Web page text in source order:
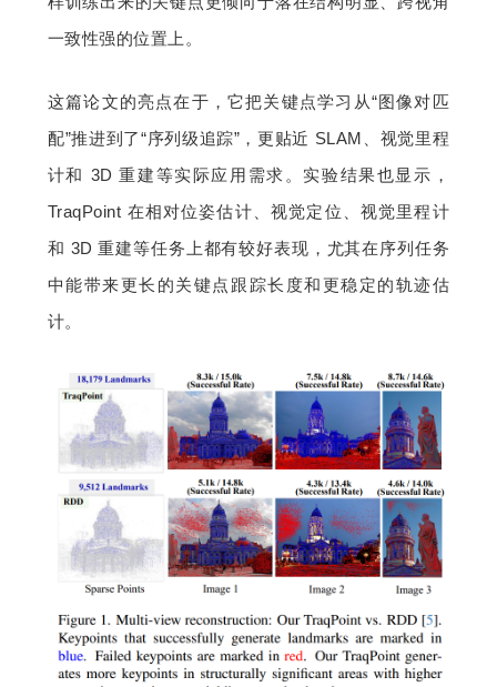
一致性强的位置上。
这篇论文的亮点在于，它把关键点学习从“图像对匹
配”推进到了“序列级追踪”，更贴近 SLAM、视觉里程
计和 3D 重建等实际应用需求。实验结果也显示，
TraqPoint 在相对位姿估计、视觉定位、视觉里程计
和 3D 重建等任务上都有较好表现，尤其在序列任务
中能带来更长的关键点跟踪长度和更稳定的轨迹估
计。